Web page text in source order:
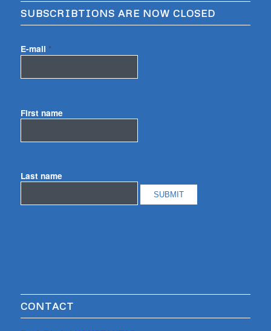
SUBSCRIBTIONS ARE NOW CLOSED
E-mail *
First name
Last name
CONTACT